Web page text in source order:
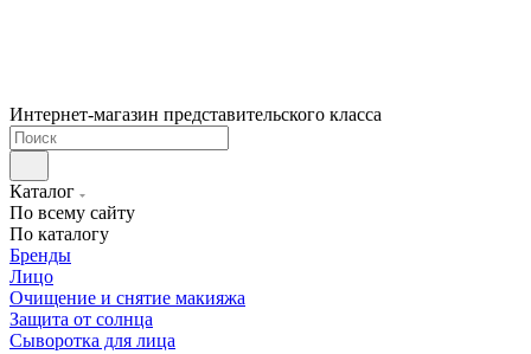
Интернет-магазин представительского класса
Каталог
По всему сайту
По каталогу
Бренды
Лицо
Очищение и снятие макияжа
Защита от солнца
Сыворотка для лица